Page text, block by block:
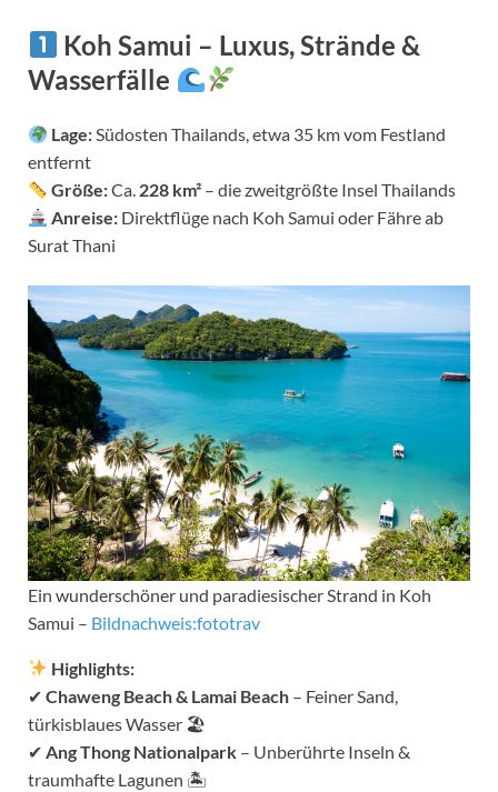
Koh Samui – Luxus, Strände &
Wasserfälle
Lage:Südosten Thailands, etwa 35 km vom Festland
entfernt
Größe:Ca. 228 km² – die zweitgrößte Insel Thailands
Anreise: Direktflüge nach Koh Samui oder Fähre ab
Surat Thani
Ein wunderschöner und paradiesischer Strand in Koh
Samui – Bildnachweis:fototrav
Highlights:
✔ Chaweng Beach & Lamai Beach – Feiner Sand,
türkisblaues Wasser 🏖
✔ Ang Thong Nationalpark – Unberührte Inseln &
traumhafte Lagunen 🏝